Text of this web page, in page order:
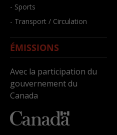
- Sports
- Transport / Circulation
ÉMISSIONS
Avec la participation du
gouvernement du
Canada